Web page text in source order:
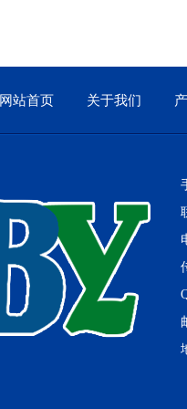
网站首页 关于我们